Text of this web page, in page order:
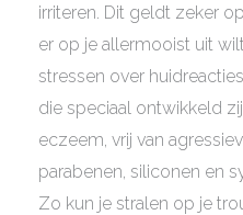
irriteren. Dit geldt zeker
er op je allermooist uit
stressen over
die speciaal ontwikkeld
eczeem, vrij van
parabenen, siliconen en
Zo kun je stralen op je